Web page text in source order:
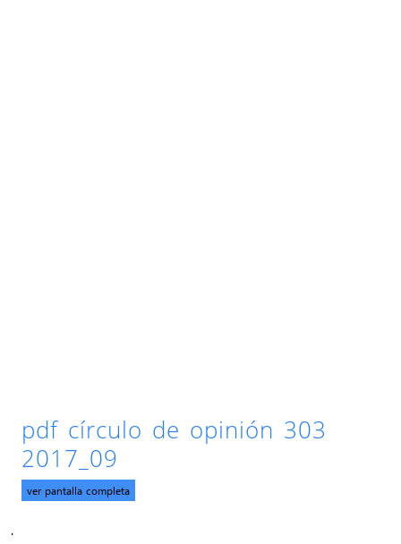
pdf círculo de opinión 303
2017_09
ver pantalla completa
.